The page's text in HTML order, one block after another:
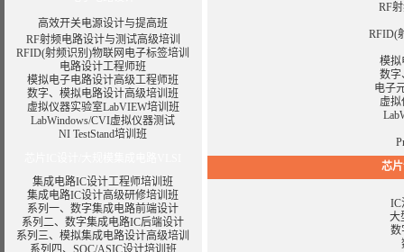
高效开关电源设计与提高班
RF射频电路设计与测试高级培训
RFID(射频识别)物联网电子标签培训
电路设计工程师班
模拟电子电路设计高级工程师班
数字、模拟电路设计高级培训班
虚拟仪器实验室LabVIEW培训班
LabWindows/CVI虚拟仪器测试
NI TestStand培训班
集成电路IC设计工程师培训班
集成电路IC设计高级研修培训班
系列一、数字集成电路前端设计
系列二、数字集成电路IC后端设计
系列三、模拟集成电路设计高级培训
系列四、SOC/ASIC设计培训班
RF
RFID(
模拟
数字
电子
虚拟
芯
IC
大
数